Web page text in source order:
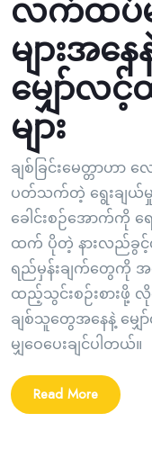
လက်ထပ်
များအန
မျှော်လ
များ
ချစ်ခြင်းမေတ္တာဟ
ပတ်သက်တဲ့ ရွေးချယ်
ခေါင်းစဉ်အောက်ကို ရ
ထက် ပိုတဲ့ နားလည်ခွင့်
ရည်မှန်းချက်တွေကို
ထည့်သွင်းစဉ်းစားဖို့
ချစ်သူတွေအနေနဲ့ မျှ
မျှဝေပေးချင်ပါတယ်။
Read More